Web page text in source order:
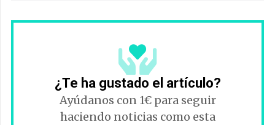
¿Te ha gustado el artículo?
Ayúdanos con 1€ para seguir
haciendo noticias como esta